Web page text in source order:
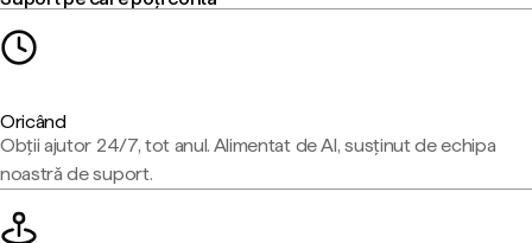
Oricând
Obții ajutor 24/7, tot anul. Alimentat de AI, susținut de echipa
noastră de suport.